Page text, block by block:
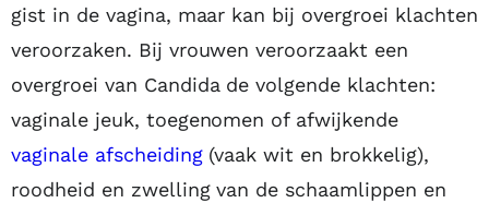
gist in de vagina, maar kan bij overgroei klachten
veroorzaken. Bij vrouwen veroorzaakt een
overgroei van Candida de volgende klachten:
vaginale jeuk, toegenomen of afwijkende
vaginale afscheiding(vaak wit en brokkelig),
roodheid en zwelling van de schaamlippen en